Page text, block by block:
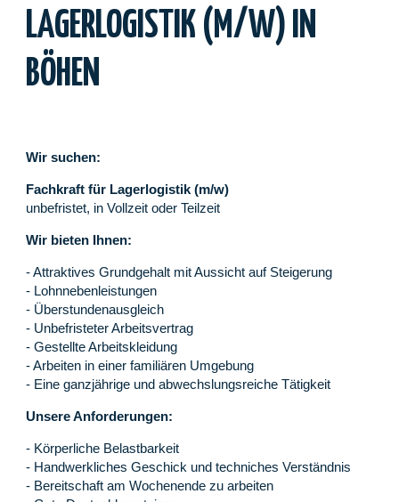
LAGERLOGISTIK (M/W) IN
BÖHEN
Wir suchen:
Fachkraft für Lagerlogistik (m/w)
unbefristet, in Vollzeit oder Teilzeit
Wir bieten Ihnen:
- Attraktives Grundgehalt mit Aussicht auf Steigerung
- Lohnnebenleistungen
- Überstundenausgleich
- Unbefristeter Arbeitsvertrag
- Gestellte Arbeitskleidung
- Arbeiten in einer familiären Umgebung
- Eine ganzjährige und abwechslungsreiche Tätigkeit
Unsere Anforderungen:
- Körperliche Belastbarkeit
- Handwerkliches Geschick und techniches Verständnis
- Bereitschaft am Wochenende zu arbeiten